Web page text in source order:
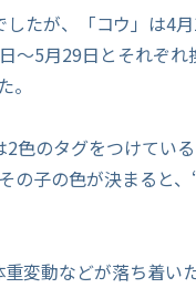
たが、「コウ」は4
～5月29日とそれぞれ
色のタグをつけてい
の子の色が決まると
変動などが落ち着い